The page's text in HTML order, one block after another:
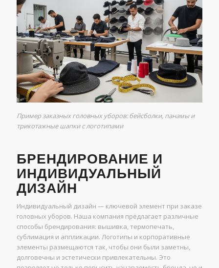
Пример заказных головных уборов: бейсболки, панамы и
трикотажные шапки с логотипами
БРЕНДИРОВАНИЕ И
ИНДИВИДУАЛЬНЫЙ
ДИЗАЙН
Индивидуальный дизайн — ключевой элемент при заказе
головных уборов. Наша компания предлагает различные
способы брендирования: вышивка, термопечать,
сублимация и аппликации. Логотипы и корпоративные
элементы размещаются так, чтобы они были заметны,
долговечны и эстетически привлекательны. Это